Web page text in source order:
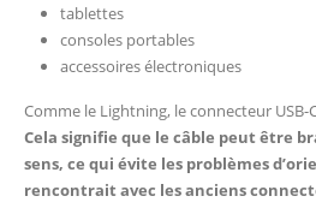
tablettes
consoles portables
accessoires électroniques
Comme le Lightning, le connecteur USB-
Cela signifie que le câble peut être
sens, ce qui évite les problèmes
rencontrait avec les anciens